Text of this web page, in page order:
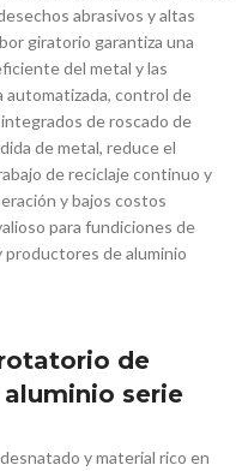
abrasivos y altas
giratorio garantiza una
del metal y las
automatizada, control de
de roscado de
de metal, reduce el
de reciclaje continuo y
y bajos costos
para fundiciones de
productores de aluminio
de
serie
y material rico en